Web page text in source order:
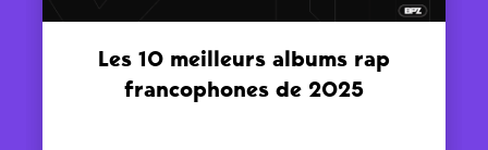
Les 10 meilleurs albums rap
francophones de 2025